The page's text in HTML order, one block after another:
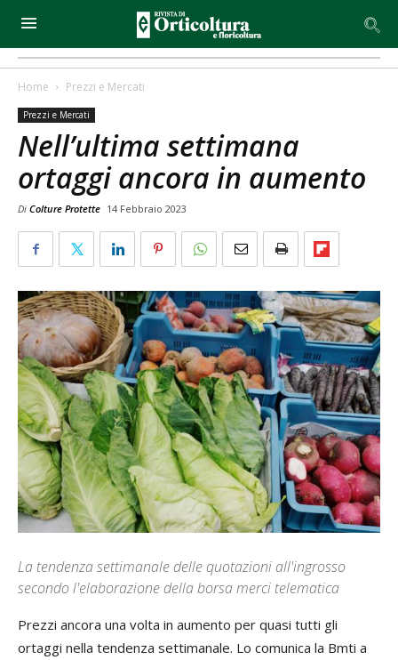
Home Prezzi e Mercati
Prezzi e Mercati
Nell’ultima settimana
ortaggi ancora in aumento
Di Colture Protette 14 Febbraio 2023
La tendenza settimanale delle quotazioni all'ingrosso
secondo l'elaborazione della borsa merci telematica
Prezzi ancora una volta in aumento per quasi tutti gli
ortaggi nella tendenza settimanale. Lo comunica la Bmti a